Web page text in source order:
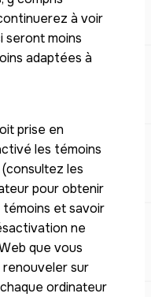
à voir
seront moins
adaptées à
prise en
les témoins
les
pour obtenir
et savoir
ne
que vous
sur
ordinateur